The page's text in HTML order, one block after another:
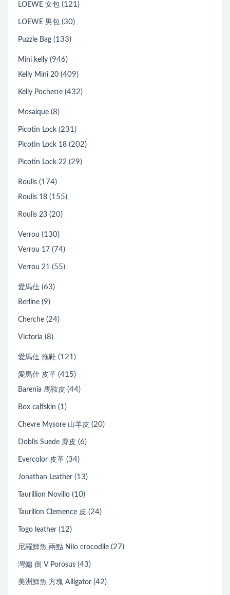
LOEWE 女包 (121)
LOEWE 男包 (30)
Puzzle Bag (133)
Mini kelly (946)
Kelly Mini 20 (409)
Kelly Pochette (432)
Mosaique (8)
Picotin Lock (231)
Picotin Lock 18 (202)
Picotin Lock 22 (29)
Roulis (174)
Roulis 18 (155)
Roulis 23 (20)
Verrou (130)
Verrou 17 (74)
Verrou 21 (55)
愛馬仕 (63)
Berline (9)
Cherche (24)
Victoria (8)
愛馬仕 拖鞋 (121)
愛馬仕 皮革 (415)
Barenia 馬鞍皮 (44)
Box calfskin (1)
Chevre Mysore 山羊皮 (20)
Doblis Suede 麂皮 (6)
Evercolor 皮革 (34)
Jonathan Leather (13)
Taurillion Novillo (10)
Taurillon Clemence 皮 (24)
Togo leather (12)
尼羅鱷魚 兩點 Nilo crocodile (27)
灣鱷 倒 V Porosus (43)
美洲鱷魚 方塊 Alligator (42)